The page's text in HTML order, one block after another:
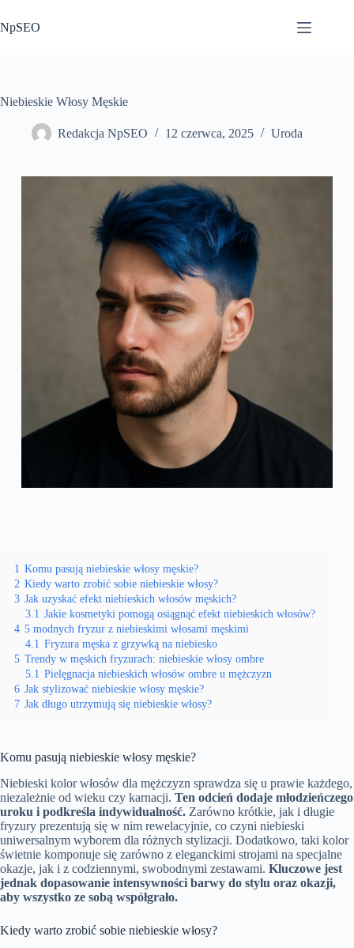
do
treści
NpSEO
Niebieskie Włosy Męskie
Redakcja NpSEO 12 czerwca, 2025 Uroda
1 Komu pasują niebieskie włosy męskie?
2 Kiedy warto zrobić sobie niebieskie włosy?
3 Jak uzyskać efekt niebieskich włosów męskich?
3.1 Jakie kosmetyki pomogą osiągnąć efekt niebieskich włosów?
4 5 modnych fryzur z niebieskimi włosami męskimi
4.1 Fryzura męska z grzywką na niebiesko
5 Trendy w męskich fryzurach: niebieskie włosy ombre
5.1 Pielęgnacja niebieskich włosów ombre u mężczyzn
6 Jak stylizować niebieskie włosy męskie?
7 Jak długo utrzymują się niebieskie włosy?
Komu pasują niebieskie włosy męskie?
Niebieski kolor włosów dla mężczyzn sprawdza się u prawie każdego,
niezależnie od wieku czy karnacji. Ten odcień dodaje młodzieńczego
uroku i podkreśla indywidualność. Zarówno krótkie, jak i długie
fryzury prezentują się w nim rewelacyjnie, co czyni niebieski
uniwersalnym wyborem dla różnych stylizacji. Dodatkowo, taki kolor
świetnie komponuje się zarówno z eleganckimi strojami na specjalne
okazje, jak i z codziennymi, swobodnymi zestawami. Kluczowe jest
jednak dopasowanie intensywności barwy do stylu oraz okazji,
aby wszystko ze sobą współgrało.
Kiedy warto zrobić sobie niebieskie włosy?